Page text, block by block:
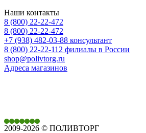
Наши контакты
8 (800) 22-22-472
8 (800) 22-22-472
+7 (938) 482-03-88 консультант
8 (800) 22-22-112 филиалы в России
shop@polivtorg.ru
Адреса магазинов
2009-2026 © ПОЛИВТОРГ